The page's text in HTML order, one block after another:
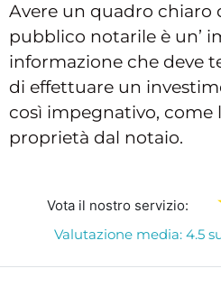
Avere un quadro chiaro
pubblico notarile è un’
informazione che deve
di effettuare un
così impegnativo, come
proprietà dal notaio.
Vota il nostro servizio:
Valutazione media: 4.5